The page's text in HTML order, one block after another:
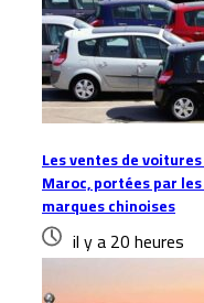
Les ventes de
Maroc, portées par
marques chinoises
il y a 20 heures